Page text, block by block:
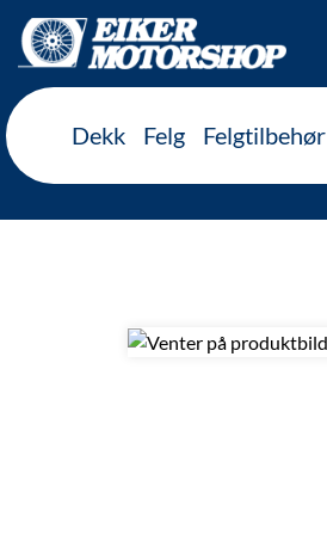
Dekk Felg Felgtilbehør
Inkl. mva